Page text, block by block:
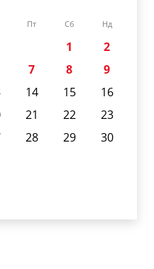
Пт Сб Нд
1
2
7 8
9
14 15
16
21 22
23
28 29
30